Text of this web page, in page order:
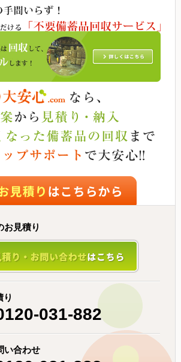
お見積り
り
031-882
い合わせ